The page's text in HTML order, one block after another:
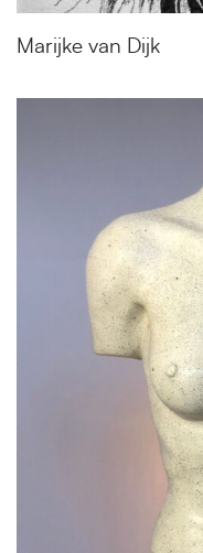
Marijke van Dijk